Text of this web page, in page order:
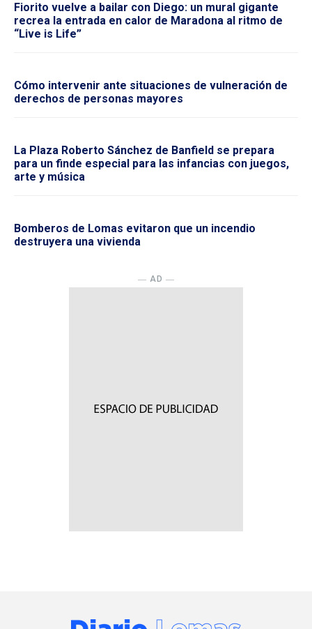
Fiorito vuelve a bailar con Diego: un mural gigante
recrea la entrada en calor de Maradona al ritmo de
“Live is Life”
Cómo intervenir ante situaciones de vulneración de
derechos de personas mayores
La Plaza Roberto Sánchez de Banfield se prepara
para un finde especial para las infancias con juegos,
arte y música
Bomberos de Lomas evitaron que un incendio
destruyera una vivienda
― AD ―